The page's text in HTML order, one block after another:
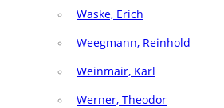
Waske, Erich
Weegmann, Reinhold
Weinmair, Karl
Werner, Theodor